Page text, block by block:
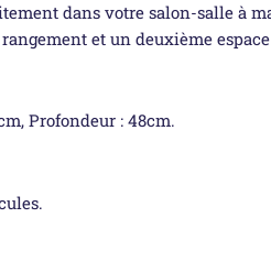
dans votre salon-salle à
et un deuxième
Profondeur : 48cm.